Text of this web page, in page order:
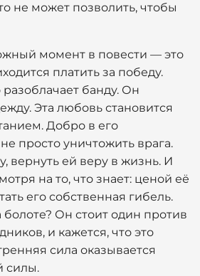
не может позволить, чтобы
момент в повести — это
платить за победу.
банду. Он
Эта любовь становится
Добро в его
просто уничтожить врага.
вернуть ей веру в жизнь. И
на то, что знает: ценой её
его собственная гибель.
Он стоит один против
и кажется, что это
сила оказывается
силы.